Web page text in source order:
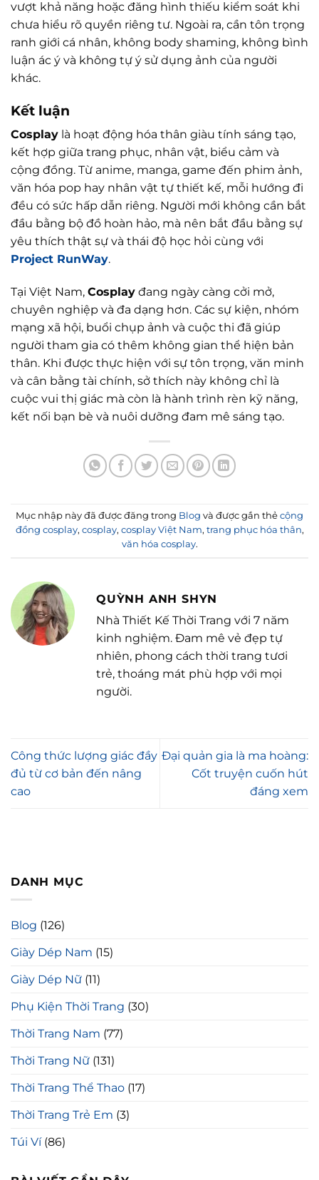
DANH MỤC
Blog (126)
Giày Dép Nam (15)
Giày Dép Nữ (11)
Phụ Kiện Thời Trang (30)
Thời Trang Nam (77)
Thời Trang Nữ (131)
Thời Trang Thể Thao (17)
Thời Trang Trẻ Em (3)
Túi Ví(86)
vượt khả năng hoặc đăng hình thiếu kiểm soát khi
chưa hiểu rõ quyền riêng tư. Ngoài ra, cần tôn trọng
ranh giới cá nhân, không body shaming, không bình
luận ác ý và không tự ý sử dụng ảnh của người
khác.
Kết luận
Cosplay là hoạt động hóa thân giàu tính sáng tạo,
kết hợp giữa trang phục, nhân vật, biểu cảm và
cộng đồng. Từ anime, manga, game đến phim ảnh,
văn hóa pop hay nhân vật tự thiết kế, mỗi hướng đi
đều có sức hấp dẫn riêng. Người mới không cần bắt
đầu bằng bộ đồ hoàn hảo, mà nên bắt đầu bằng sự
yêu thích thật sự và thái độ học hỏi cùng với
Project RunWay.
Tại Việt Nam, Cosplay đang ngày càng cởi mở,
chuyên nghiệp và đa dạng hơn. Các sự kiện, nhóm
mạng xã hội, buổi chụp ảnh và cuộc thi đã giúp
người tham gia có thêm không gian thể hiện bản
thân. Khi được thực hiện với sự tôn trọng, văn minh
và cân bằng tài chính, sở thích này không chỉ là
cuộc vui thị giác mà còn là hành trình rèn kỹ năng,
kết nối bạn bè và nuôi dưỡng đam mê sáng tạo.
Mục nhập này đã được đăng trong Blog và được gắn thẻ cộng
đồng cosplay, cosplay, cosplay Việt Nam, trang phục hóa thân,
văn hóa cosplay.
QUỲNH ANH SHYN
Nhà Thiết Kế Thời Trang với 7 năm
kinh nghiệm. Đam mê vẻ đẹp tự
nhiên, phong cách thời trang tươi
trẻ, thoáng mát phù hợp với mọi
người.
Công thức lượng giác đầy
đủ từ cơ bản đến nâng
cao
Đại quản gia là ma hoàng:
Cốt truyện cuốn hút
đáng xem